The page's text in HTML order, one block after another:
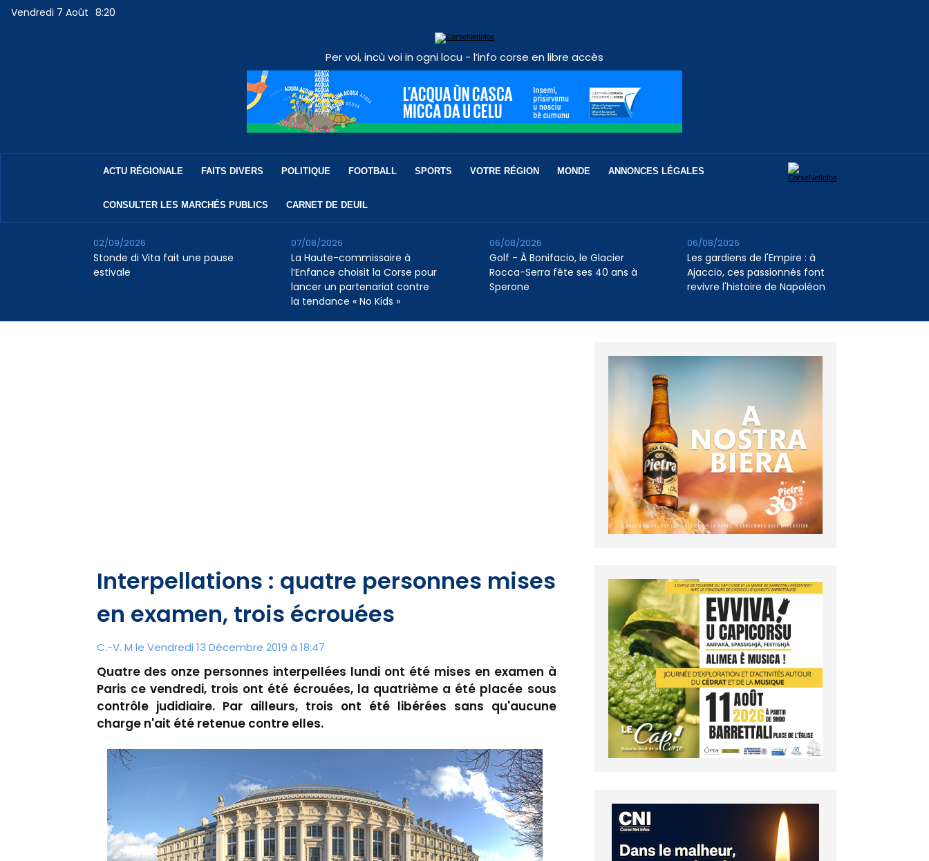
Vendredi 7 Août 8:20
Per voi, incù voi in ogni locu - l’info corse en libre accès
ACTU RÉGIONALE FAITS DIVERS POLITIQUE FOOTBALL SPORTS VOTRE RÉGION MONDE ANNONCES LÉGALES
CONSULTER LES MARCHÉS PUBLICS CARNET DE DEUIL
Stonde di Vita fait une pause
estivale
02/09/2026
La Haute-commissaire à
l’Enfance choisit la Corse pour
lancer un partenariat contre
la tendance « No Kids »
07/08/2026
Golf - À Bonifacio, le Glacier
Rocca-Serra fête ses 40 ans à
Sperone
06/08/2026
Les gardiens de l'Empire : à
Ajaccio, ces passionnés font
revivre l'histoire de Napoléon
06/08/2026
Interpellations : quatre personnes mises
en examen, trois écrouées
C.-V. M le Vendredi 13 Décembre 2019 à 18:47
Quatre des onze personnes interpellées lundi ont été mises en examen à
Paris ce vendredi, trois ont été écrouées, la quatrième a été placée sous
contrôle judidiaire. Par ailleurs, trois ont été libérées sans qu'aucune
charge n'ait été retenue contre elles.